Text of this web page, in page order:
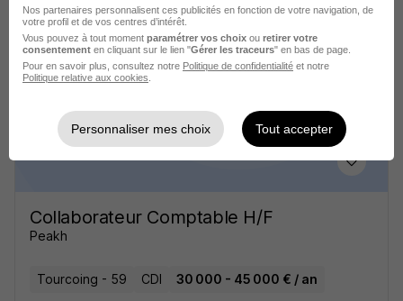
Tourcoing - 59 CDI 43 000 - 50 000 € / an
Voir l’offre
Collaborateur Comptable H/F
Peakh
Tourcoing - 59 CDI 30 000 - 45 000 € / an
Nos partenaires personnalisent ces publicités en fonction de votre navigation, de
votre profil et de vos centres d’intérêt.
Vous pouvez à tout moment paramétrer vos choix ou retirer votre
consentement en cliquant sur le lien "Gérer les traceurs" en bas de page.
Pour en savoir plus, consultez notre Politique de confidentialité et notre
Politique relative aux cookies
Personnaliser mes choix Tout accepter